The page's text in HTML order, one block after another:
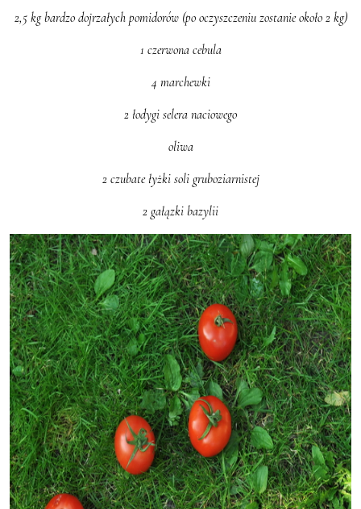
2,5 kg bardzo dojrzałych pomidorów (po oczyszczeniu zostanie około 2 kg)
1 czerwona cebula
4 marchewki
2 łodygi selera naciowego
oliwa
2 czubate łyżki soli gruboziarnistej
2 gałązki bazylii